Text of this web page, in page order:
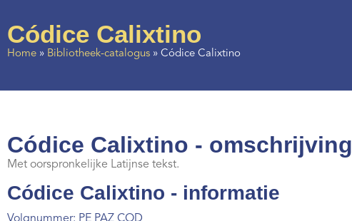
Códice Calixtino
Home » Bibliotheek-catalogus » Códice Calixtino
Códice Calixtino - omschrijving
Met oorspronkelijke Latijnse tekst.
Códice Calixtino - informatie